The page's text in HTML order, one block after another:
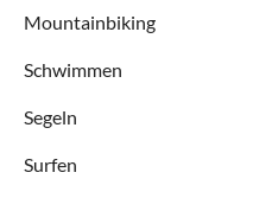
Mountainbiking
Schwimmen
Segeln
Surfen